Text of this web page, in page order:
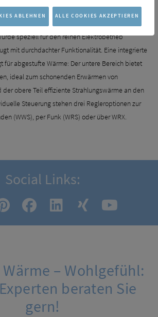
speziell für den reinen Elektrobetrieb
mit durchdachter Funktionalität. Eine integrierte
für abgestufte Wärme: Der untere Bereich bietet
ideal zum schonenden Erwärmen von
obere Teil effiziente Strahlungswärme an den
Steuerung stehen drei Regleroptionen zur
(WWS), per Funk (WRS) oder über WRX.
Social Links:
Wärme – Wohlgefühl:
beraten Sie
gern!
ABLEHNEN ALLE COOKIES AKZEPTIEREN